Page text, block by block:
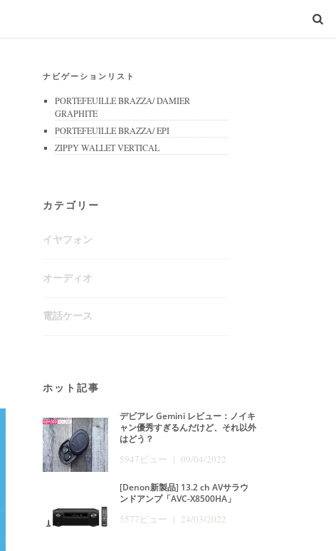
ナビゲーションリスト
PORTEFEUILLE BRAZZA/ DAMIER
GRAPHITE
PORTEFEUILLE BRAZZA/ EPI
ZIPPY WALLET VERTICAL
カテゴリー
イヤフォン
オーディオ
電話ケース
ホット記事
デビアレ Gemini レビュー：ノイキ
ャン優秀すぎるんだけど、それ以外
はどう？
5947ビュー | 09/04/2022
[Denon新製品] 13.2 ch AVサラウ
ンドアンプ「AVC-X8500HA」
5577ビュー | 24/03/2022